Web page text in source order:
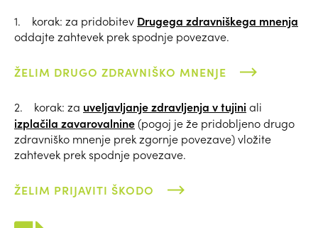
1. korak: za pridobitev Drugega zdravniškega mnenja
oddajte zahtevek prek spodnje povezave.
ŽELIM DRUGO ZDRAVNIŠKO MNENJE
2. korak: za uveljavljanje zdravljenja v tujini ali
izplačila zavarovalnine(pogoj je že pridobljeno drugo
zdravniško mnenje prek zgornje povezave) vložite
zahtevek prek spodnje povezave.
ŽELIM PRIJAVITI ŠKODO